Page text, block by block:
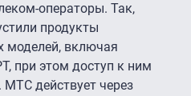
операторы. Так,
продукты
моделей, включая
при этом доступ к ним
МТС действует через